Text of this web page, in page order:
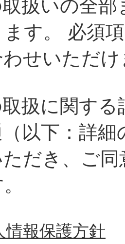
扱いの全
す。 必須
わせいただ
扱に関す
以下：詳
だき、ご
情報保護方針